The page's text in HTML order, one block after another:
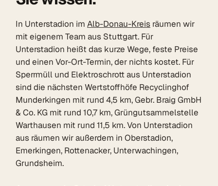
In Unterstadion im Alb-Donau-Kreis räumen wir
mit eigenem Team aus Stuttgart. Für
Unterstadion heißt das kurze Wege, feste Preise
und einen Vor-Ort-Termin, der nichts kostet. Für
Sperrmüll und Elektroschrott aus Unterstadion
sind die nächsten Wertstoffhöfe Recyclinghof
Munderkingen mit rund 4,5 km, Gebr. Braig GmbH
& Co. KG mit rund 10,7 km, Grüngutsammelstelle
Warthausen mit rund 11,5 km. Von Unterstadion
aus räumen wir außerdem in Oberstadion,
Emerkingen, Rottenacker, Unterwachingen,
Grundsheim.